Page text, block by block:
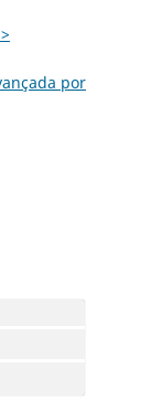
por